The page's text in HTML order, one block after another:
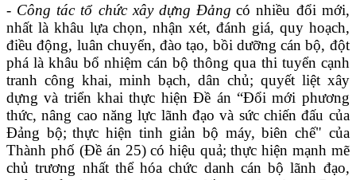
- Công tác tổ chức xây dựng Đảng có nhiều đổi mới,
nhất là khâu lựa chọn, nhận xét, đánh giá, quy hoạch,
điều động, luân chuyển, đào tạo, bồi dưỡng cán bộ, đột
phá là khâu bổ nhiệm cán bộ thông qua thi tuyển cạnh
tranh công khai, minh bạch, dân chủ; quyết liệt xây
dựng và triển khai thực hiện Đề án “Đổi mới phương
thức, nâng cao năng lực lãnh đạo và sức chiến đấu của
Đảng bộ; thực hiện tinh giản bộ máy, biên chế" của
Thành phố (Đề án 25)có hiệu quả; thực hiện mạnh mẽ
chủ trương nhất thể hóa chức danh cán bộ lãnh đạo,